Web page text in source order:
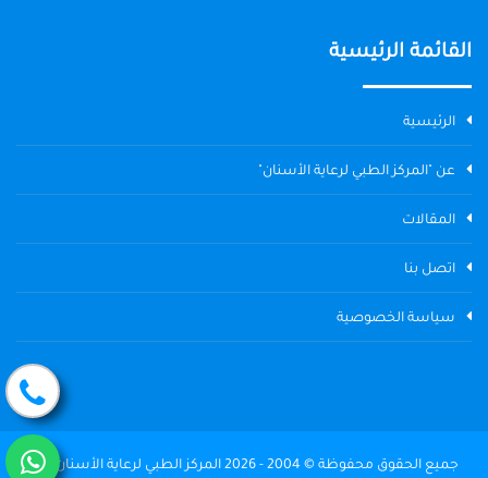
القائمة الرئيسية
الرئيسية
عن "المركز الطبي لرعاية الأسنان"
المقالات
اتصل بنا
سياسة الخصوصية
جميع الحقوق محفوظة © 2004 - 2026 المركز الطبي لرعاية الأسنان The